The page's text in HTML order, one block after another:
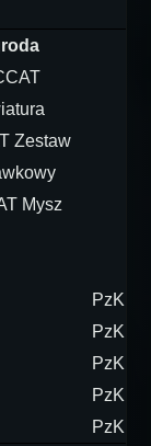
Zestaw
Mysz